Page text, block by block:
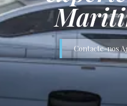
Contacte-nos